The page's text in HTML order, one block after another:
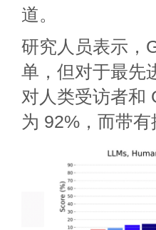
道。
研究人员表示，
单，但对于最先
对人类受访者和
为 92%，而带